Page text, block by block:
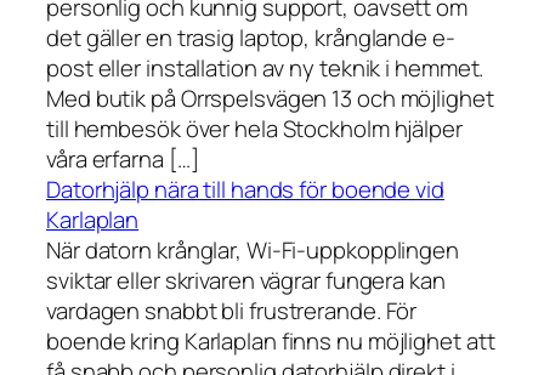
personlig och kunnig support, oavsett om
det gäller en trasig laptop, krånglande e-
post eller installation av ny teknik i hemmet.
Med butik på Orrspelsvägen 13 och möjlighet
till hembesök över hela Stockholm hjälper
våra erfarna […]
Datorhjälp nära till hands för boende vid
Karlaplan
När datorn krånglar, Wi-Fi-uppkopplingen
sviktar eller skrivaren vägrar fungera kan
vardagen snabbt bli frustrerande. För
boende kring Karlaplan finns nu möjlighet att